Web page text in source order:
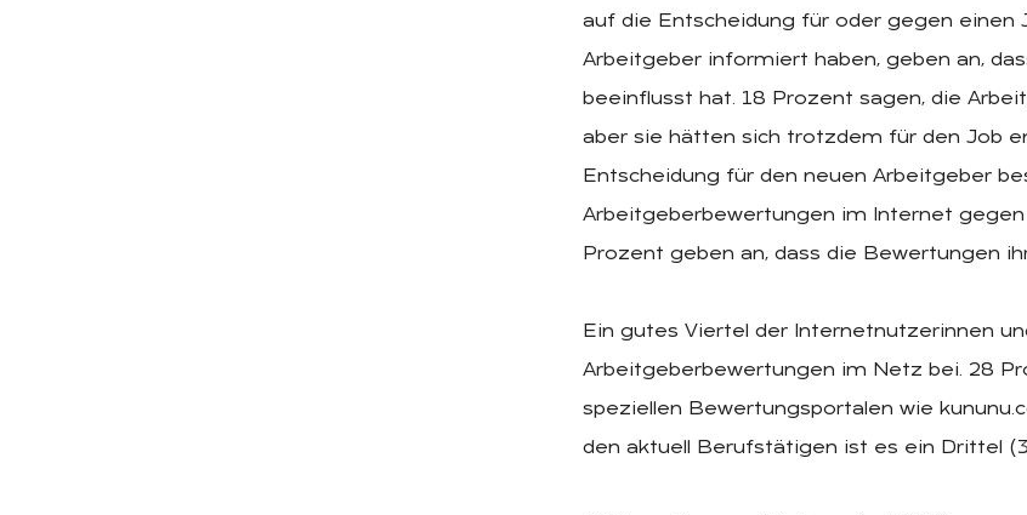
auf die Entscheidung für oder gegen einen
Arbeitgeber informiert haben, geben an,
beeinflusst hat. 18 Prozent sagen, die
aber sie hätten sich trotzdem für den Job
Entscheidung für den neuen Arbeitgeber
Arbeitgeberbewertungen im Internet
Prozent geben an, dass die Bewertungen
Ein gutes Viertel der Internetnutzerinnen
Arbeitgeberbewertungen im Netz bei. 28
speziellen Bewertungsportalen wie
den aktuell Berufstätigen ist es ein Drittel